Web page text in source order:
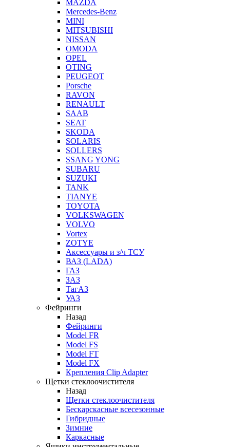
MAZDA
Mercedes-Benz
MINI
MITSUBISHI
NISSAN
OMODA
OPEL
OTING
PEUGEOT
Porsche
RAVON
RENAULT
SAAB
SEAT
SKODA
SOLARIS
SOLLERS
SSANG YONG
SUBARU
SUZUKI
TANK
TIANYE
TOYOTA
VOLKSWAGEN
VOLVO
Vortex
ZOTYE
Аксессуары и з/ч ТСУ
ВАЗ (LADA)
ГАЗ
ЗАЗ
ТагАЗ
УАЗ
Фейринги
Назад
Фейринги
Model FR
Model FS
Model FT
Model FX
Крепления Clip Adapter
Щетки стеклоочистителя
Назад
Щетки стеклоочистителя
Бескарскасные всесезонные
Гибридные
Зимние
Каркасные